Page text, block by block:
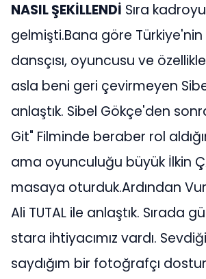
NASIL ŞEKİLLENDİ Sıra
gelmişti.Bana göre Türkiye'nin
dansçısı, oyuncusu ve
asla beni geri çevirmeyen
anlaştık. Sibel Gökçe'den
Git" Filminde beraber rol
ama oyunculuğu büyük İlkin
masaya oturduk.Ardından
Ali TUTAL ile anlaştık. Sırada
stara ihtiyacımız vardı.
saydığım bir fotoğrafçı